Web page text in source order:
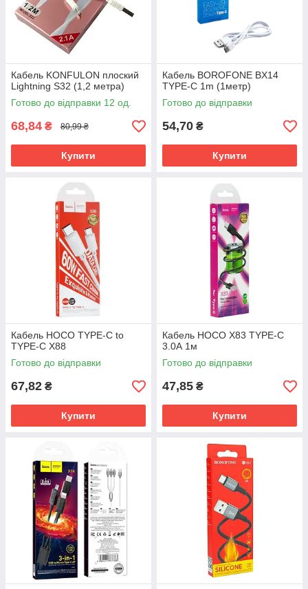
Кабель KONFULON плоский
Lightning S32 (1,2 метра)
Готово до відправки 12 од.
68,84 ₴ 80,99 ₴
Купити
Кабель BOROFONE BX14
TYPE-C 1m (1метр)
Готово до відправки
54,70 ₴
Купити
Кабель HOCO TYPE-C to
TYPE-C X88
Готово до відправки
67,82 ₴
Купити
Кабель HOCO X83 TYPE-C
3.0А 1м
Готово до відправки
47,85 ₴
Купити